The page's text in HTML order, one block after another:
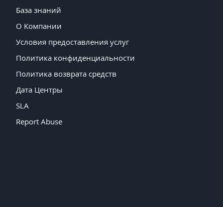
База знаний
О Компании
Условия предоставления услуг
Политика конфиденциальности
Политика возврата средств
Дата Центры
SLA
Report Abuse